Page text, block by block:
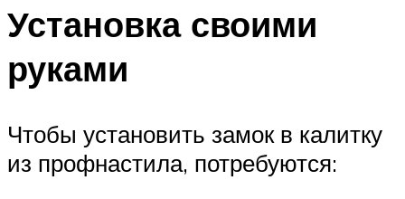
Установка своими
руками
Чтобы установить замок в калитку
из профнастила, потребуются: